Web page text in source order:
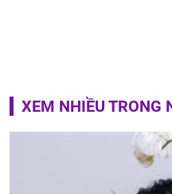
XEM NHIỀU TRONG